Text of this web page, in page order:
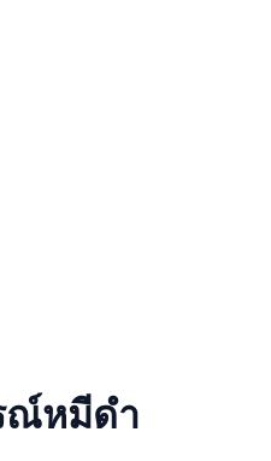
ณ์หมีดำ